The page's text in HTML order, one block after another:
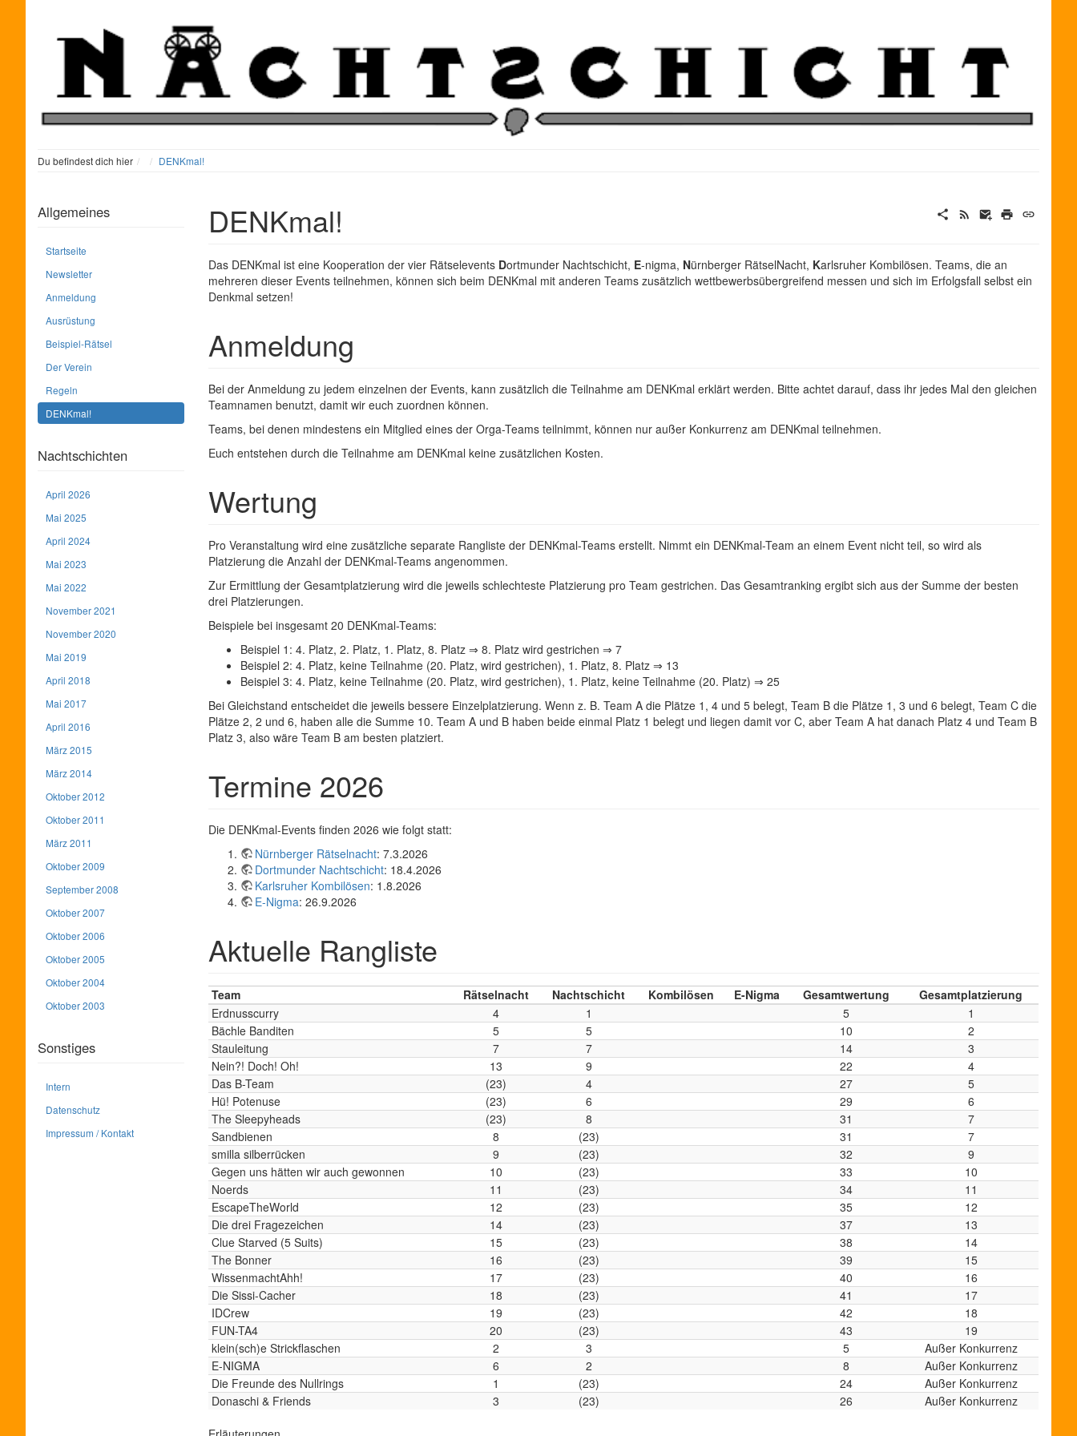
Du befindest dich hier HomeDENKmal!
Allgemeines
Startseite
Newsletter
Anmeldung
Ausrüstung
Beispiel-Rätsel
Der Verein
Regeln
DENKmal!
Nachtschichten
April 2026
Mai 2025
April 2024
Mai 2023
Mai 2022
November 2021
November 2020
Mai 2019
April 2018
Mai 2017
April 2016
März 2015
März 2014
Oktober 2012
Oktober 2011
März 2011
Oktober 2009
September 2008
Oktober 2007
Oktober 2006
Oktober 2005
Oktober 2004
Oktober 2003
Sonstiges
Intern
Datenschutz
Impressum / Kontakt
DENKmal!
Das DENKmal ist eine Kooperation der vier Rätselevents Dortmunder Nachtschicht, E-nigma, Nürnberger RätselNacht, Karlsruher Kombilösen. Teams, die an
mehreren dieser Events teilnehmen, können sich beim DENKmal mit anderen Teams zusätzlich wettbewerbsübergreifend messen und sich im Erfolgsfall selbst ein
Denkmal setzen!
Anmeldung
Bei der Anmeldung zu jedem einzelnen der Events, kann zusätzlich die Teilnahme am DENKmal erklärt werden. Bitte achtet darauf, dass ihr jedes Mal den gleichen
Teamnamen benutzt, damit wir euch zuordnen können.
Teams, bei denen mindestens ein Mitglied eines der Orga-Teams teilnimmt, können nur außer Konkurrenz am DENKmal teilnehmen.
Euch entstehen durch die Teilnahme am DENKmal keine zusätzlichen Kosten.
Wertung
Pro Veranstaltung wird eine zusätzliche separate Rangliste der DENKmal-Teams erstellt. Nimmt ein DENKmal-Team an einem Event nicht teil, so wird als
Platzierung die Anzahl der DENKmal-Teams angenommen.
Zur Ermittlung der Gesamtplatzierung wird die jeweils schlechteste Platzierung pro Team gestrichen. Das Gesamtranking ergibt sich aus der Summe der besten
drei Platzierungen.
Beispiele bei insgesamt 20 DENKmal-Teams:
Beispiel 1: 4. Platz, 2. Platz, 1. Platz, 8. Platz ⇒ 8. Platz wird gestrichen ⇒ 7
Beispiel 2: 4. Platz, keine Teilnahme (20. Platz, wird gestrichen), 1. Platz, 8. Platz ⇒ 13
Beispiel 3: 4. Platz, keine Teilnahme (20. Platz, wird gestrichen), 1. Platz, keine Teilnahme (20. Platz) ⇒ 25
Bei Gleichstand entscheidet die jeweils bessere Einzelplatzierung. Wenn z. B. Team A die Plätze 1, 4 und 5 belegt, Team B die Plätze 1, 3 und 6 belegt, Team C die
Plätze 2, 2 und 6, haben alle die Summe 10. Team A und B haben beide einmal Platz 1 belegt und liegen damit vor C, aber Team A hat danach Platz 4 und Team B
Platz 3, also wäre Team B am besten platziert.
Termine 2026
Die DENKmal-Events finden 2026 wie folgt statt:
Nürnberger Rätselnacht: 7.3.2026
Dortmunder Nachtschicht: 18.4.2026
Karlsruher Kombilösen: 1.8.2026
E-Nigma: 26.9.2026
Aktuelle Rangliste
Team Rätselnacht Nachtschicht Kombilösen E-Nigma Gesamtwertung
Gesamtplatzierung
Erdnusscurry
4 1 5
1
Bächle Banditen
5 5 10
2
Stauleitung
7 7 14
3
Nein?! Doch! Oh!
13 9 22
4
Das B-Team
(23) 4 27
5
Hü! Potenuse
(23) 6 29
6
The Sleepyheads
(23) 8 31
7
Sandbienen
8 (23) 31
7
smilla silberrücken
9 (23) 32
9
Gegen uns hätten wir auch gewonnen
10 (23) 33
10
Noerds
11 (23) 34
11
EscapeTheWorld
12 (23) 35
12
Die drei Fragezeichen
14 (23) 37
13
Clue Starved (5 Suits)
15 (23) 38
14
The Bonner
16 (23) 39
15
WissenmachtAhh!
17 (23) 40
16
Die Sissi-Cacher
18 (23) 41
17
IDCrew
19 (23) 42
18
FUN-TA4
20 (23) 43
19
klein(sch)e Strickflaschen
2 3 5
Außer Konkurrenz
E-NIGMA
6 2 8
Außer Konkurrenz
Die Freunde des Nullrings
1 (23) 24
Außer Konkurrenz
Donaschi & Friends
3 (23) 26 Außer Konkurrenz